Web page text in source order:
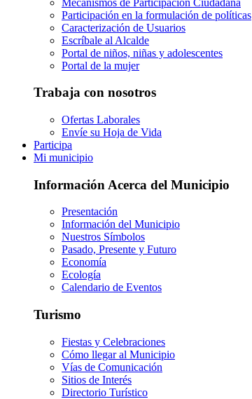
Participación en la formulación de políticas
Caracterización de Usuarios
Escríbale al Alcalde
Portal de niños, niñas y adolescentes
Portal de la mujer
Trabaja con nosotros
Ofertas Laborales
Envíe su Hoja de Vida
Participa
Mi municipio
Información Acerca del Municipio
Presentación
Información del Municipio
Nuestros Símbolos
Pasado, Presente y Futuro
Economía
Ecología
Calendario de Eventos
Turismo
Fiestas y Celebraciones
Cómo llegar al Municipio
Vías de Comunicación
Sitios de Interés
Directorio Turístico